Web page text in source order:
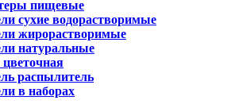
пищевые
сухие водорастворимые
жирорастворимые
натуральные
распылитель
в наборах